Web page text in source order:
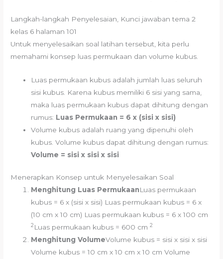
Langkah-langkah Penyelesaian, Kunci jawaban tema 2
kelas 6 halaman 101
Untuk menyelesaikan soal latihan tersebut, kita perlu
memahami konsep luas permukaan dan volume kubus.
Luas permukaan kubus adalah jumlah luas seluruh
sisi kubus. Karena kubus memiliki 6 sisi yang sama,
maka luas permukaan kubus dapat dihitung dengan
rumus: Luas Permukaan = 6 x (sisi x sisi)
Volume kubus adalah ruang yang dipenuhi oleh
kubus. Volume kubus dapat dihitung dengan rumus:
Volume = sisi x sisi x sisi
Menerapkan Konsep untuk Menyelesaikan Soal
Menghitung Luas PermukaanLuas permukaan
kubus = 6 x (sisi x sisi) Luas permukaan kubus = 6 x
(10 cm x 10 cm) Luas permukaan kubus = 6 x 100 cm
2 Luas permukaan kubus = 600 cm2
Menghitung VolumeVolume kubus = sisi x sisi x sisi
Volume kubus = 10 cm x 10 cm x 10 cm Volume